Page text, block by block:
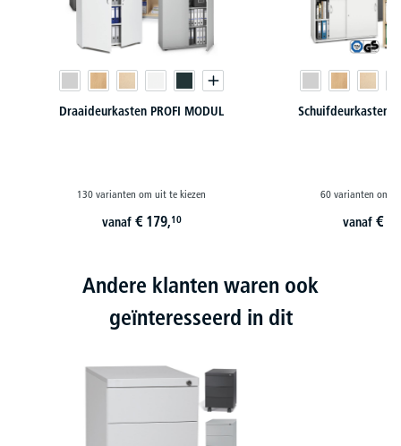
Draaideurkasten PROFI MODUL
130 varianten om uit te kiezen
vanaf € 179,10
Schuifdeurkasten
60 varianten om
vanaf €
Andere klanten waren ook
geïnteresseerd in dit